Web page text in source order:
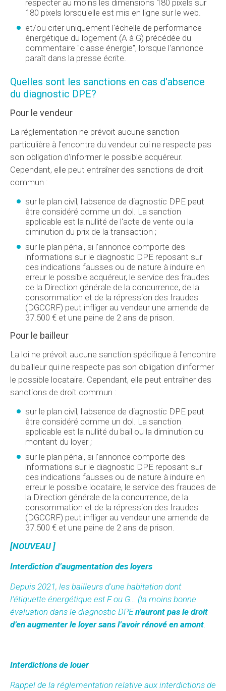
respecter au moins les dimensions 180 pixels sur
180 pixels lorsqu'elle est mis en ligne sur le web.
et/ou citer uniquement l'échelle de performance
énergétique du logement (A à G) précédée du
commentaire "classe énergie", lorsque l'annonce
paraît dans la presse écrite.
Quelles sont les sanctions en cas d'absence
du diagnostic DPE?
Pour le vendeur
La réglementation ne prévoit aucune sanction
particulière à l'encontre du vendeur qui ne respecte pas
son obligation d'informer le possible acquéreur.
Cependant, elle peut entraîner des sanctions de droit
commun :
sur le plan civil, l'absence de diagnostic DPE peut
être considéré comme un dol. La sanction
applicable est la nullité de l'acte de vente ou la
diminution du prix de la transaction ;
sur le plan pénal, si l'annonce comporte des
informations sur le diagnostic DPE reposant sur
des indications fausses ou de nature à induire en
erreur le possible acquéreur, le service des fraudes
de la Direction générale de la concurrence, de la
consommation et de la répression des fraudes
(DGCCRF) peut infliger au vendeur une amende de
37.500 € et une peine de 2 ans de prison.
Pour le bailleur
La loi ne prévoit aucune sanction spécifique à l'encontre
du bailleur qui ne respecte pas son obligation d'informer
le possible locataire. Cependant, elle peut entraîner des
sanctions de droit commun :
sur le plan civil, l'absence de diagnostic DPE peut
être considéré comme un dol. La sanction
applicable est la nullité du bail ou la diminution du
montant du loyer ;
sur le plan pénal, si l'annonce comporte des
informations sur le diagnostic DPE reposant sur
des indications fausses ou de nature à induire en
erreur le possible locataire, le service des fraudes de
la Direction générale de la concurrence, de la
consommation et de la répression des fraudes
(DGCCRF) peut infliger au vendeur une amende de
37.500 € et une peine de 2 ans de prison.
[NOUVEAU ]
Interdiction d’augmentation des loyers
Depuis 2021, les bailleurs d'une habitation dont
l’étiquette énergétique est F ou G… (la moins bonne
évaluation dans le diagnostic DPE n'auront pas le droit
d’en augmenter le loyer sans l’avoir rénové en amont.
Interdictions de louer
Rappel de la réglementation relative aux interdictions de